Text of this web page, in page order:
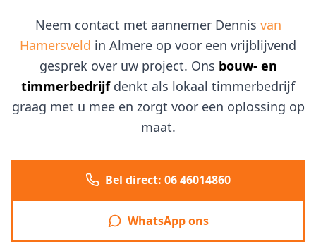
Neem contact met aannemer Dennis van
Hamersveld in Almere op voor een vrijblijvend
gesprek over uw project. Ons bouw- en
timmerbedrijfdenkt als lokaal timmerbedrijf
graag met u mee en zorgt voor een oplossing op
maat.
Bel direct: 06 46014860
WhatsApp ons